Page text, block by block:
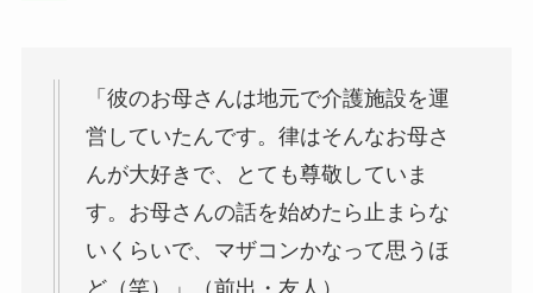
「彼のお母さんは地元で介護施設を運
営していたんです。律はそんなお母さ
んが大好きで、とても尊敬していま
す。お母さんの話を始めたら止まらな
いくらいで、マザコンかなって思うほ
ど（笑）」（前出・友人）